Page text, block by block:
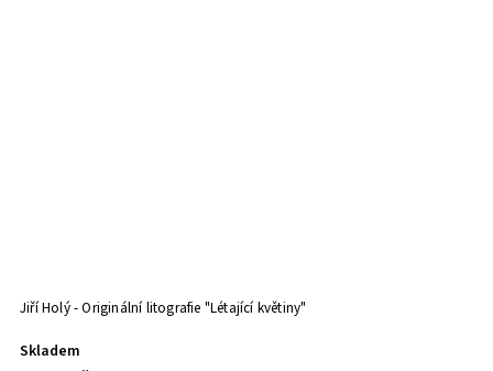
Jiří Holý - Originální litografie "Létající květiny"
Skladem